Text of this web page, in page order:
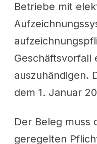
Betriebe mit
Geschäftsvorfall
auszuhändigen.
dem 1. Januar
Der Beleg muss
geregelten